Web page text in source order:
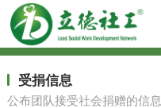
受捐信息
公布团队接受社会捐赠的信息